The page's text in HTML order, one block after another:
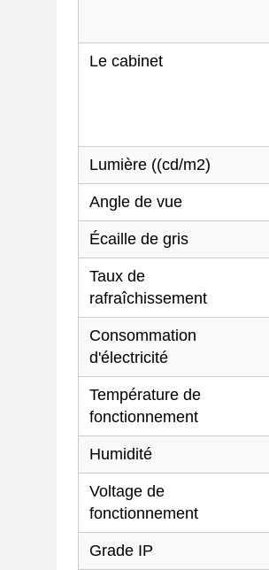
Le cabinet
Lumière ((cd/m2)
Angle de vue
Écaille de gris
Taux de
rafraîchissement
Consommation
d'électricité
Température de
fonctionnement
Humidité
Voltage de
fonctionnement
Grade IP